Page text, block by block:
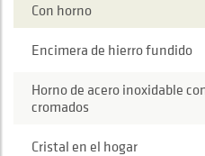
Con horno
Encimera de hierro fundido
Horno de acero inoxidable
cromados
Cristal en el hogar